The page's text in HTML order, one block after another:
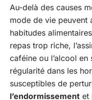
Au-delà des causes
mode de vie peuvent
habitudes
repas trop riche,
caféine ou l’alcool
régularité dans les
susceptibles de
l’endormissement et